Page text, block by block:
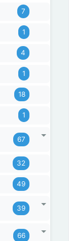
7
1
4
1
18
1
67
32
49
39
66